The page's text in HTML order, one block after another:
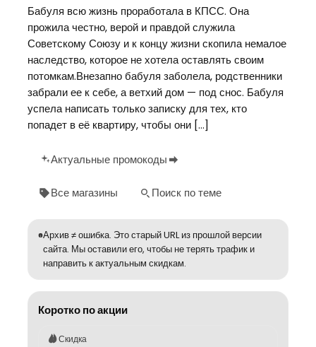
Бабуля всю жизнь проработала в КПСС. Она
прожила честно, верой и правдой служила
Советскому Союзу и к концу жизни скопила немалое
наследство, которое не хотела оставлять своим
потомкам.Внезапно бабуля заболела, родственники
забрали ее к себе, а ветхий дом — под снос. Бабуля
успела написать только записку для тех, кто
попадет в её квартиру, чтобы они […]
Актуальные промокоды
Все магазины Поиск по теме
Архив ≠ ошибка. Это старый URL из прошлой версии
сайта. Мы оставили его, чтобы не терять трафик и
направить к актуальным скидкам.
Коротко по акции
Скидка